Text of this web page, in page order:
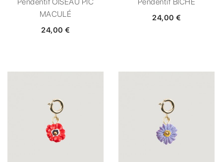
MACULÉ
24,00 €
24,00 €